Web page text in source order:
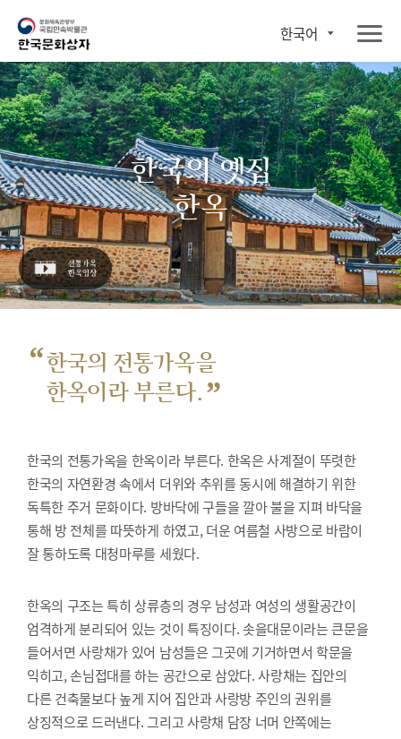
한국어
한국의 옛집
한옥
“한국의 전통가옥을
한옥이라 부른다. ”
한국의 전통가옥을 한옥이라 부른다. 한옥은 사계절이 뚜렷한
한국의 자연환경 속에서 더위와 추위를 동시에 해결하기 위한
독특한 주거 문화이다. 방바닥에 구들을 깔아 불을 지펴 바닥을
통해 방 전체를 따뜻하게 하였고, 더운 여름철 사방으로 바람이
잘 통하도록 대청마루를 세웠다.
한옥의 구조는 특히 상류층의 경우 남성과 여성의 생활공간이
엄격하게 분리되어 있는 것이 특징이다. 솟을대문이라는 큰문을
들어서면 사랑채가 있어 남성들은 그곳에 기거하면서 학문을
익히고, 손님접대를 하는 공간으로 삼았다. 사랑채는 집안의
다른 건축물보다 높게 지어 집안과 사랑방 주인의 권위를
상징적으로 드러낸다. 그리고 사랑채 담장 너머 안쪽에는